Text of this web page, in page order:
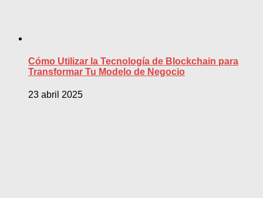
Cómo Utilizar la Tecnología de Blockchain para
Transformar Tu Modelo de Negocio
23 abril 2025